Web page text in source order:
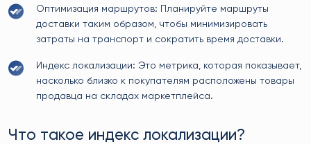
Оптимизация маршрутов: Планируйте маршруты
доставки таким образом, чтобы минимизировать
затраты на транспорт и сократить время доставки.
Индекс локализации: Это метрика, которая показывает,
насколько близко к покупателям расположены товары
продавца на складах маркетплейса.
Что такое индекс локализации?